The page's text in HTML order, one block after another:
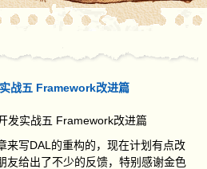
战五 Framework改进篇
发实战五 Framework改进篇
来写DAL 的重构的，现在计划有点改
友给出了不少的反馈，特别感谢金色